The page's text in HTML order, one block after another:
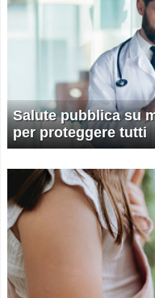
Salute pubblica su
per proteggere tutti